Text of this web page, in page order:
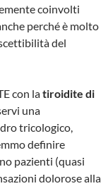
coinvolti
perché è molto
del
con latiroidite di
una
tricologico,
definire
pazienti (quasi
dolorose alla